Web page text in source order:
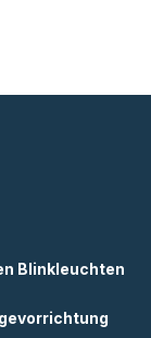
Blinkleuchten